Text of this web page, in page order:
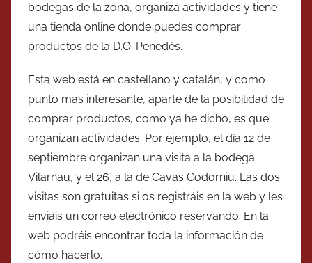
bodegas de la zona, organiza actividades y tiene
una tienda online donde puedes comprar
productos de la D.O. Penedés.
Esta web está en castellano y catalán, y como
punto más interesante, aparte de la posibilidad de
comprar productos, como ya he dicho, es que
organizan actividades. Por ejemplo, el día 12 de
septiembre organizan una visita a la bodega
Vilarnau, y el 26, a la de Cavas Codorniu. Las dos
visitas son gratuitas si os registráis en la web y les
enviáis un correo electrónico reservando. En la
web podréis encontrar toda la información de
cómo hacerlo.